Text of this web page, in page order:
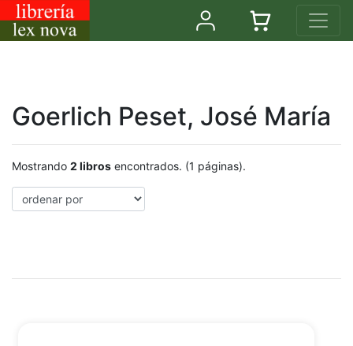
Goerlich Peset, José María
Mostrando 2 libros encontrados. (1 páginas).